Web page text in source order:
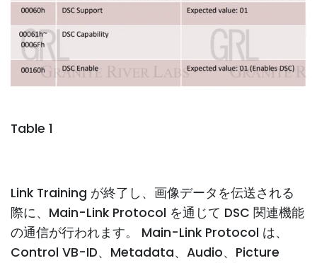
Table 1
Link Training が終了し、画像データを伝送される
際に、Main-Link Protocol を通じて DSC 関連機能
の通信が行われます。 Main-Link Protocol は、
Control VB-ID、Metadata、Audio、Picture